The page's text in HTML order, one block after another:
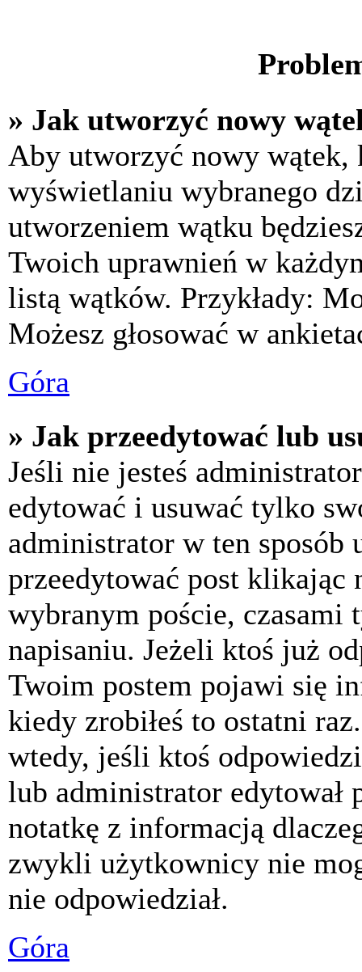
» Jak utworzyć nowy
Aby utworzyć nowy
wyświetlaniu wybranego
utworzeniem wątku
Twoich uprawnień w
listą wątków. Przykłady:
Możesz głosować w
Góra
» Jak przeedytować lub
Jeśli nie jesteś
edytować i usuwać tylko
administrator w ten sposób
przeedytować post klikając
wybranym poście, czasami
napisaniu. Jeżeli ktoś już
Twoim postem pojawi się
kiedy zrobiłeś to ostatni
wtedy, jeśli ktoś
lub administrator edytował
notatkę z informacją
zwykli użytkownicy nie
nie odpowiedział.
Góra